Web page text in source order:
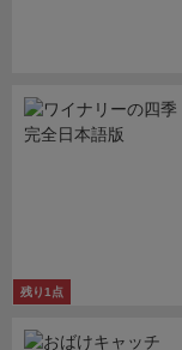
残り1点